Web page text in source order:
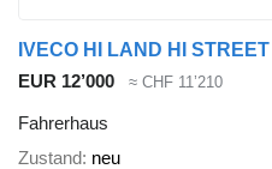
EUR 12’000 ≈ CHF 11’210
Fahrerhaus
Zustand neu